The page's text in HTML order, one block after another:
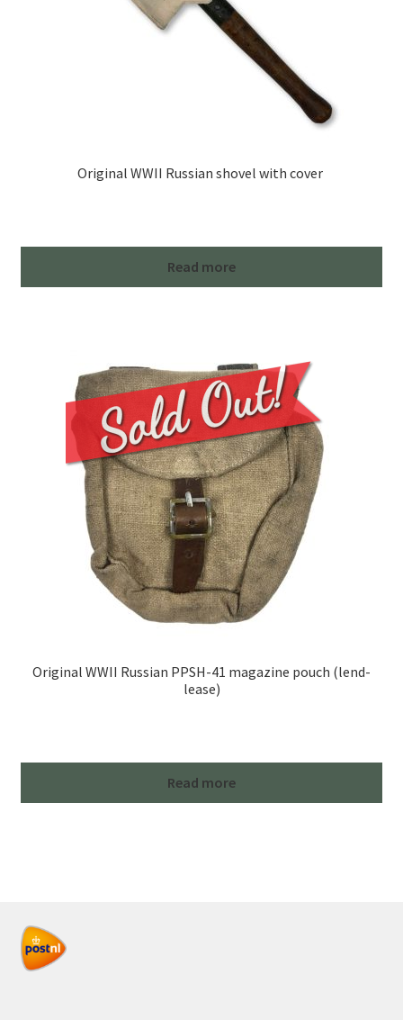
Original WWII Russian shovel with cover
Read more
Original WWII Russian PPSH-41 magazine pouch (lend-
lease)
Read more